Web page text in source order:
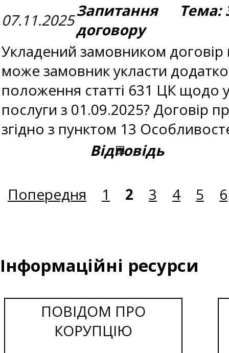
07.11.2025Запитання Тема:
договору
Укладений замовником договір
може замовник укласти
положення статті 631 ЦК щодо
послуги з 01.09.2025? Договір
згідно з пунктом 13
Відповідь
Попередня 1 2 3 4 5 6
Інформаційні ресурси
ПОВІДОМ ПРО
КОРУПЦІЮ